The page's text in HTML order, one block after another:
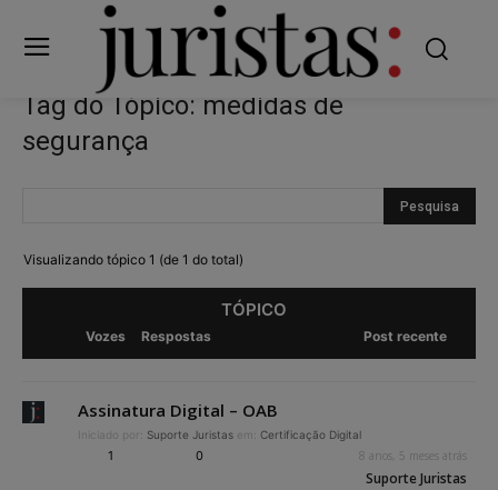
Tag do Tópico: medidas de
segurança
Visualizando tópico 1 (de 1 do total)
TÓPICO
Vozes Respostas Post recente
Assinatura Digital – OAB
Iniciado por: Suporte Juristas em: Certificação Digital
1 0 8 anos, 5 meses atrás
Suporte Juristas